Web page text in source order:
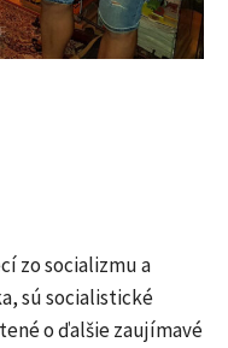
zo socializmu a
sú socialistické
o ďalšie zaujímavé